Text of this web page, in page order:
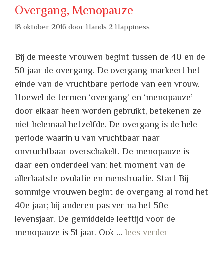
Overgang, Menopauze
18 oktober 2016 door Hands 2 Happiness
Bij de meeste vrouwen begint tussen de 40 en de
50 jaar de overgang. De overgang markeert het
einde van de vruchtbare periode van een vrouw.
Hoewel de termen ‘overgang’ en ‘menopauze’
door elkaar heen worden gebruikt, betekenen ze
niet helemaal hetzelfde. De overgang is de hele
periode waarin u van vruchtbaar naar
onvruchtbaar overschakelt. De menopauze is
daar een onderdeel van: het moment van de
allerlaatste ovulatie en menstruatie. Start Bij
sommige vrouwen begint de overgang al rond het
40e jaar; bij anderen pas ver na het 50e
levensjaar. De gemiddelde leeftijd voor de
menopauze is 51 jaar. Ook …lees verder